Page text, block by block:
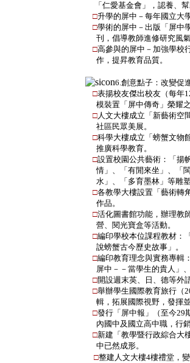
「仁愛基金會」，認養、
□升學的屏中－每年國立大
□學術的屏中－出版「屏中
刊，倡導教師進修研究風
□高參與的屏中－加強學校
作，提昇教育品質。
6.創意點子：改變促
□表揚校友傑出校友（每年
模裝置「屏中傳奇」榮耀之
□人文大樓成立「新藝術空
社區民眾美展。
□科學大樓成立「螃蟹文物
推廣科學教育。
□設置校園公共藝術：「揚
情」、「有閒來坐」、「
水」、「多育墨林」等雕
□各教學大樓設置「藝術轉
作品。
□活化圖書館功能，辦理教
營、閱光寶盒等活動。
□編印學校本位課程教材：
說螃蟹古今歷史故事」。
□編印教育理念與實務專輯
屏中－－當學生的貴人」
□開設週末英、日、德等外
□舉辦學生國際教育旅行（
輯，拓展國 際視野，發揮
□發行「屏中報」（至今29
內國中及 國立高中職，行
□新建「教學暨行政綜合大
中已然成形。
□整建人文大樓4樓禮堂，